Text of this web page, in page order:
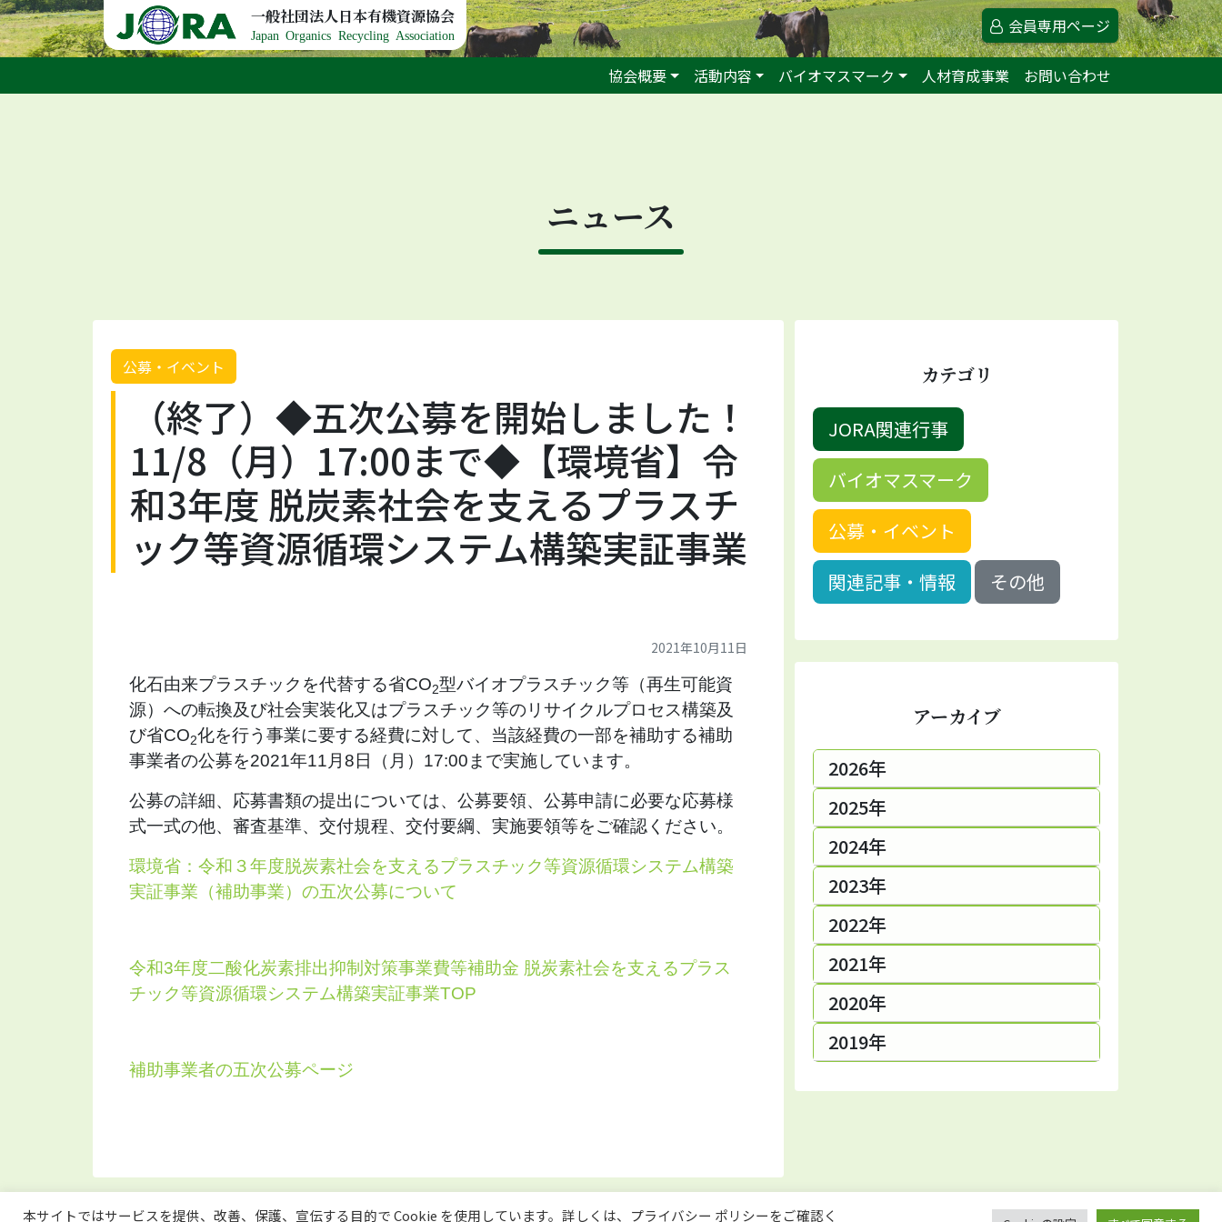
Skip to content 一般社団法人日本有機資源協会
Japan Organics Recycling Association 会員専用ページ
協会概要 活動内容 バイオマスマーク 人材育成事業 お問い合わせ
ニュース
公募・イベント
（終了）◆五次公募を開始しました！
11/8（月）17:00まで◆【環境省】令
和3年度 脱炭素社会を支えるプラスチ
ック等資源循環システム構築実証事業
2021年10月11日
化石由来プラスチックを代替する省CO2型バイオプラスチック等（再生可能資
源）への転換及び社会実装化又はプラスチック等のリサイクルプロセス構築及
び省CO2化を行う事業に要する経費に対して、当該経費の一部を補助する補助
事業者の公募を2021年11 月8日（月）17:00まで実施しています。
公募の詳細、応募書類の提出については、公募要領、公募申請に必要な応募様
式一式の他、審査基準、交付規程、交付要綱、実施要領等をご確認ください。
環境省：令和３年度脱炭素社会を支えるプラスチック等資源循環システム構築
実証事業（補助事業）の五次公募について
令和3年度二酸化炭素排出抑制対策事業費等補助金 脱炭素社会を支えるプラス
チック等資源循環システム構築実証事業TOP
補助事業者の五次公募ページ
カテゴリ
JORA関連行事
バイオマスマーク
公募・イベント
関連記事・情報
その他
アーカイブ
2026年
2025年
2024年
2023年
2022年
2021年
2020年
2019年
本サイトではサービスを提供、改善、保護、宣伝する目的で Cookie を使用しています。詳しくは、プライバシー ポリシーをご確認く